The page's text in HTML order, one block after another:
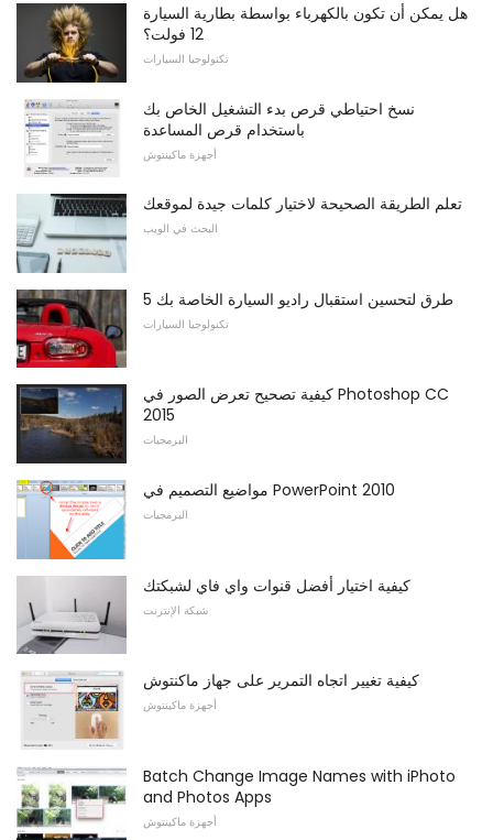
هل يمكن أن تكون بالكهرباء بواسطة بطارية السيارة
12 فولت؟
تكنولوجيا السيارات
نسخ احتياطي قرص بدء التشغيل الخاص بك
باستخدام قرص المساعدة
أجهزة ماكينتوش
تعلم الطريقة الصحيحة لاختيار كلمات جيدة لموقعك
البحث في الويب
5 طرق لتحسين استقبال راديو السيارة الخاصة بك
تكنولوجيا السيارات
كيفية تصحيح تعرض الصور في Photoshop CC
2015
البرمجيات
مواضيع التصميم في PowerPoint 2010
البرمجيات
كيفية اختيار أفضل قنوات واي فاي لشبكتك
شبكة الإنترنت
كيفية تغيير اتجاه التمرير على جهاز ماكنتوش
أجهزة ماكينتوش
Batch Change Image Names with iPhoto
and Photos Apps
أجهزة ماكينتوش